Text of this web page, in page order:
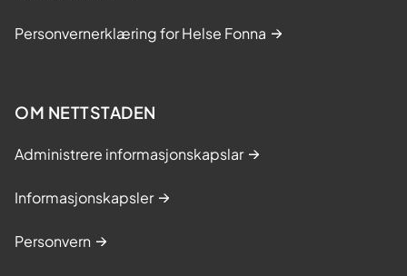
Personvernerklæring for Helse Fonna
OM NETTSTADEN
Administrere informasjonskapslar
Informasjonskapsler
Personvern